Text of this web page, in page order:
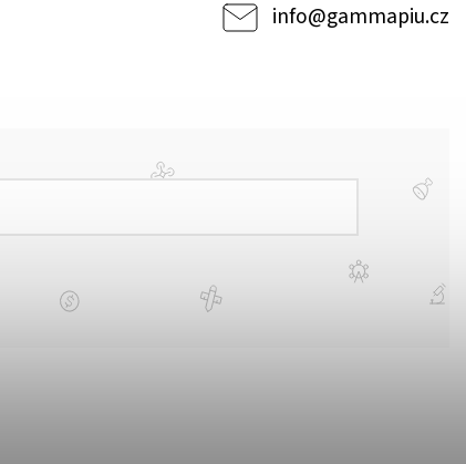
info@gammapiu.cz